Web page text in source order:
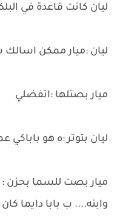
ليان كانت قاعدة في
ليان :ميار ممكن اسالك
ميار بصتلها :اتفضلي
ليان بتوتر :ه هو
ميار بصت للسما بحزن :
وابنه.... ب بابا دايما